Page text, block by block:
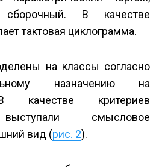
В качестве
тактовая циклограмма.
на классы согласно
назначению на
качестве критериев
смысловое
вид (рис. 2).